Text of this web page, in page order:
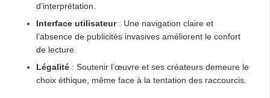
d’interprétation.
Interface utilisateur: Une navigation claire et
l’absence de publicités invasives améliorent le confort
de lecture.
Légalité : Soutenir l’œuvre et ses créateurs demeure le
choix éthique, même face à la tentation des raccourcis.